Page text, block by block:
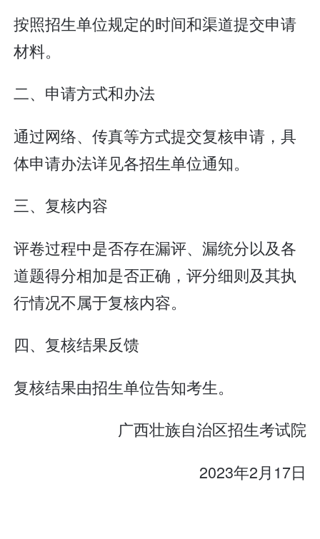
按照招生单位规定的时间和渠道提交申请
材料。
二、申请方式和办法
通过网络、传真等方式提交复核申请，具
体申请办法详见各招生单位通知。
三、复核内容
评卷过程中是否存在漏评、漏统分以及各
道题得分相加是否正确，评分细则及其执
行情况不属于复核内容。
四、复核结果反馈
复核结果由招生单位告知考生。
广西壮族自治区招生考试院
2023年2月17日